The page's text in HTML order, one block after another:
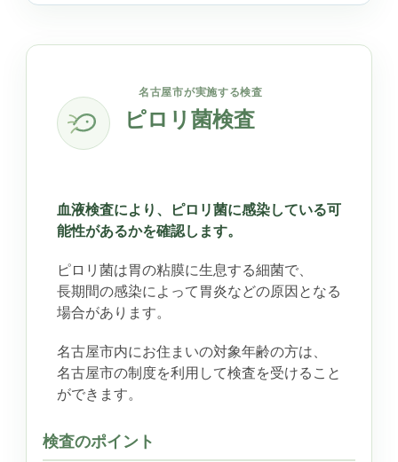
名古屋市が実施する検査
ピロリ菌検査
血液検査により、ピロリ菌に感染している可
能性があるかを確認します。
ピロリ菌は胃の粘膜に生息する細菌で、
長期間の感染によって胃炎などの原因となる
場合があります。
名古屋市内にお住まいの対象年齢の方は、
名古屋市の制度を利用して検査を受けること
ができます。
検査のポイント